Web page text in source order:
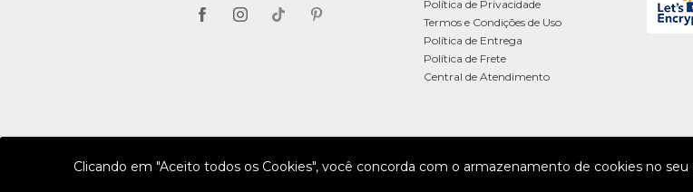
Política de Privacidade
Termos e Condições de Uso
Política de Entrega
Política de Frete
Central de Atendimento
Clicando em "Aceito todos os Cookies", você concorda com o armazenamento de cookies no